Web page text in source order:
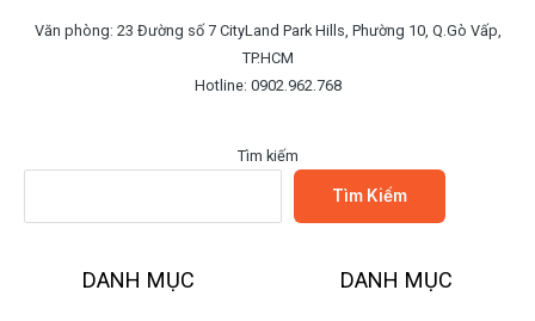
Văn phòng: 23 Đường số 7 CityLand Park Hills, Phường 10, Q.Gò Vấp,
TP.HCM
Hotline: 0902.962.768
Tìm kiếm
Tìm Kiếm
DANH MỤC DANH MỤC